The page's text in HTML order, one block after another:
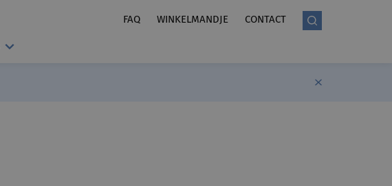
FAQ WINKELMANDJE CONTACT